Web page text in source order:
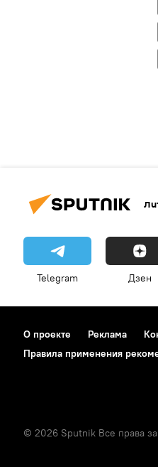
Telegram Дзен
О проекте Реклама
Правила применения
© 2026 Sputnik Все права